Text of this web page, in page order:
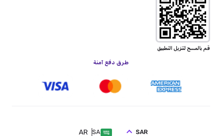
قم بالمسح لتنزيل التطبيق
طرق دفع آمنة
SA
AR SAR